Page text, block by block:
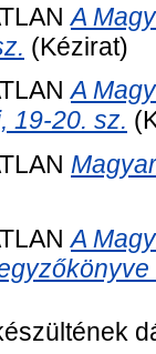
A
(Kézirat)
A
19-20. sz.
A